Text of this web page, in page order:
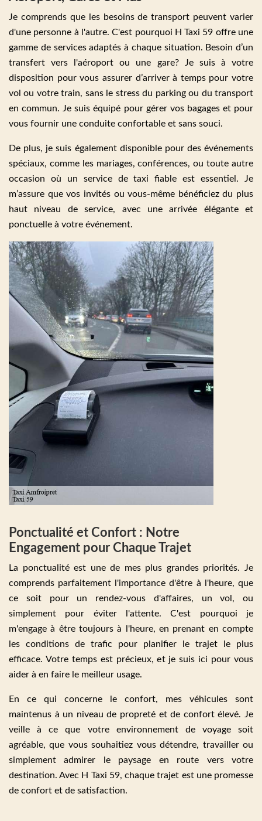
Je comprends que les besoins de transport peuvent varier
d'une personne à l'autre. C'est pourquoi H Taxi 59 offre une
gamme de services adaptés à chaque situation. Besoin d’un
transfert vers l'aéroport ou une gare? Je suis à votre
disposition pour vous assurer d’arriver à temps pour votre
vol ou votre train, sans le stress du parking ou du transport
en commun. Je suis équipé pour gérer vos bagages et pour
vous fournir une conduite confortable et sans souci.
De plus, je suis également disponible pour des événements
spéciaux, comme les mariages, conférences, ou toute autre
occasion où un service de taxi fiable est essentiel. Je
m’assure que vos invités ou vous-même bénéficiez du plus
haut niveau de service, avec une arrivée élégante et
ponctuelle à votre événement.
Ponctualité et Confort : Notre
Engagement pour Chaque Trajet
La ponctualité est une de mes plus grandes priorités. Je
comprends parfaitement l'importance d'être à l'heure, que
ce soit pour un rendez-vous d'affaires, un vol, ou
simplement pour éviter l'attente. C'est pourquoi je
m'engage à être toujours à l'heure, en prenant en compte
les conditions de trafic pour planifier le trajet le plus
efficace. Votre temps est précieux, et je suis ici pour vous
aider à en faire le meilleur usage.
En ce qui concerne le confort, mes véhicules sont
maintenus à un niveau de propreté et de confort élevé. Je
veille à ce que votre environnement de voyage soit
agréable, que vous souhaitiez vous détendre, travailler ou
simplement admirer le paysage en route vers votre
destination. Avec H Taxi 59, chaque trajet est une promesse
de confort et de satisfaction.